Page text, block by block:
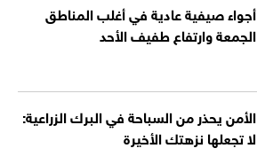
أجواء صيفية عادية في أغلب المناطق
الجمعة وارتفاع طفيف الأحد
الأمن يحذر من السباحة في البرك الزراعية:
لا تجعلها نزهتك الأخيرة